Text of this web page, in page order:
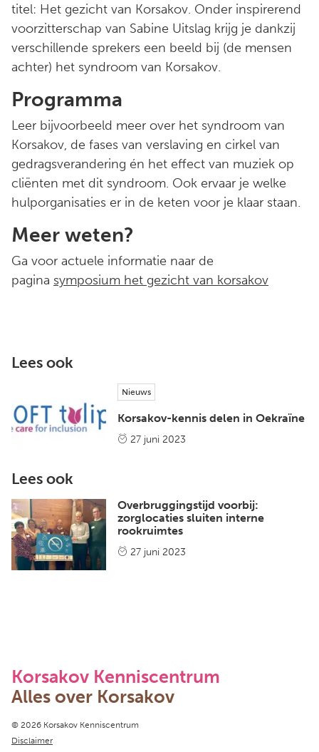
titel: Het gezicht van Korsakov. Onder inspirerend
voorzitterschap van Sabine Uitslag krijg je dankzij
verschillende sprekers een beeld bij (de mensen
achter) het syndroom van Korsakov.
Programma
Leer bijvoorbeeld meer over het syndroom van
Korsakov, de fases van verslaving en cirkel van
gedragsverandering én het effect van muziek op
cliënten met dit syndroom. Ook ervaar je welke
hulporganisaties er in de keten voor je klaar staan.
Meer weten?
Ga voor actuele informatie naar de
pagina symposium het gezicht van korsakov
Lees ook
Nieuws
Korsakov-kennis delen in Oekraïne
27 juni 2023
Lees ook
Overbruggingstijd voorbij:
zorglocaties sluiten interne
rookruimtes
27 juni 2023
Korsakov Kenniscentrum
Alles over Korsakov
Copyright navigation
© 2026 Korsakov Kenniscentrum
Disclaimer